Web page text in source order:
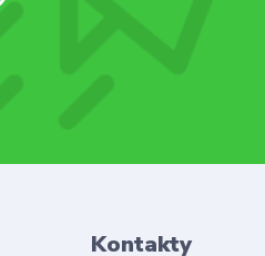
Kontakty